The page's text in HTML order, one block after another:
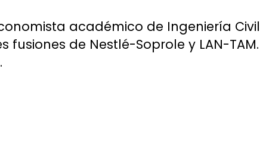
académico de Ingeniería Civil
de Nestlé-Soprole y LAN-TAM.